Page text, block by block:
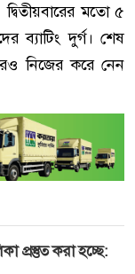
মতো ৫
ব্যাটিং দুর্গ। শেষ
নিজের করে নেন
প্রস্তুত করা হচ্ছে: